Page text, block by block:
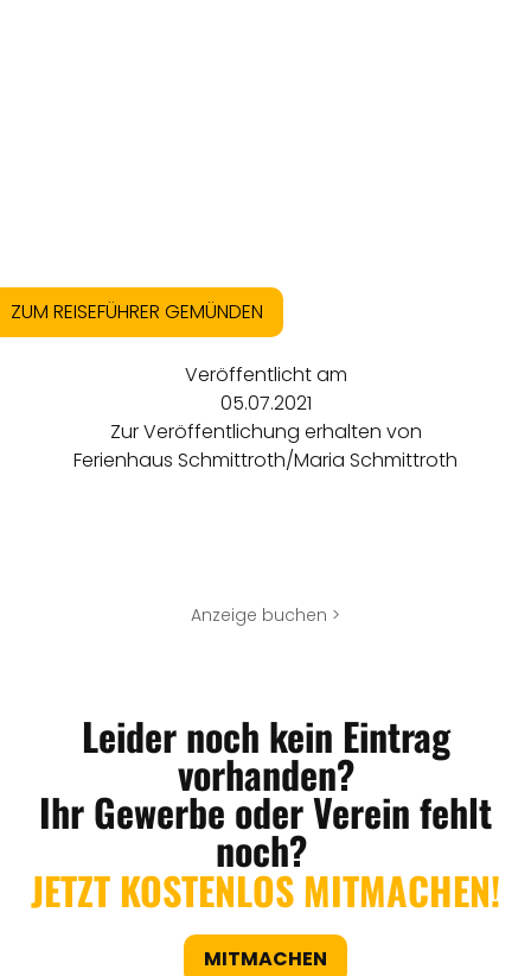
ZUM REISEFÜHRER GEMÜNDEN
Veröffentlicht am
05.07.2021
Zur Veröffentlichung erhalten von
Ferienhaus Schmittroth/Maria Schmittroth
Anzeige buchen >
Leider noch kein Eintrag
vorhanden?
Ihr Gewerbe oder Verein fehlt
noch?
JETZT KOSTENLOS MITMACHEN!
MITMACHEN